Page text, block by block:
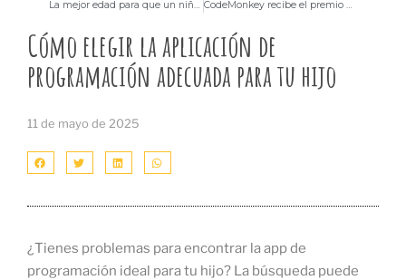
La mejor edad para que un niño comience a codificar CodeMonkey recibe el premio al mejor medio, producto y servicio para toda la familia
Cómo elegir la aplicación de
programación adecuada para tu hijo
11 de mayo de 2025
¿Tienes problemas para encontrar la app de
programación ideal para tu hijo? La búsqueda puede